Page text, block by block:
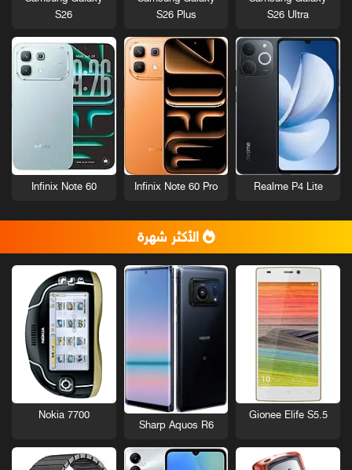
S26 Ultra
S26 Plus
S26
Realme P4 Lite
Infinix Note 60 Pro
Infinix Note 60
الأكثر شهرة
Gionee Elife S5.5
Sharp Aquos R6
Nokia 7700